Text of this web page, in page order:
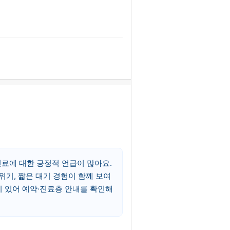
에 대한 긍정적 언급이 많아요.
기, 짧은 대기 경험이 함께 보여
어 예약·진료층 안내를 확인해